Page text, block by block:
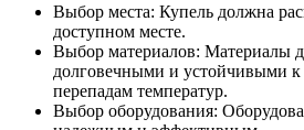
Выбор места: Купель должна
доступном месте.
Выбор материалов: Материалы
долговечными и устойчивыми
перепадам температур.
Выбор оборудования: